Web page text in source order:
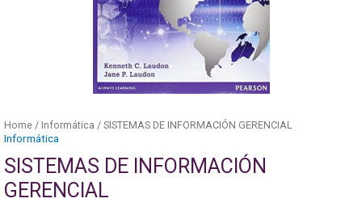
Home / Informática / SISTEMAS DE INFORMACIÓN GERENCIAL
Informática
SISTEMAS DE INFORMACIÓN
GERENCIAL